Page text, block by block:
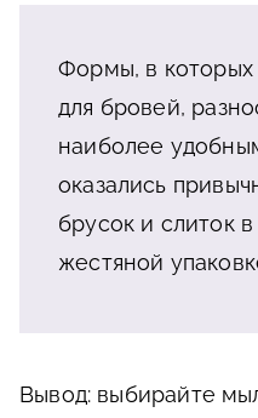
Формы, в которых
для бровей,
наиболее
оказались
брусок и слиток
жестяной
Вывод: выбирайте